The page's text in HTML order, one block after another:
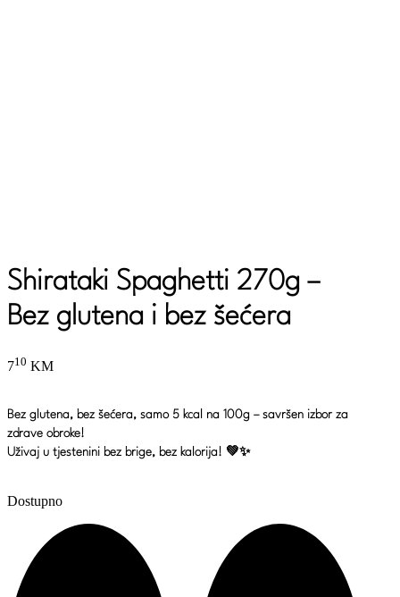
Shirataki Spaghetti 270g –
Bez glutena i bez šećera
710 KM
Bez glutena, bez šećera, samo 5 kcal na 100g – savršen izbor za
zdrave obroke!
Uživaj u tjestenini bez brige, bez kalorija! 💚✨
Dostupno